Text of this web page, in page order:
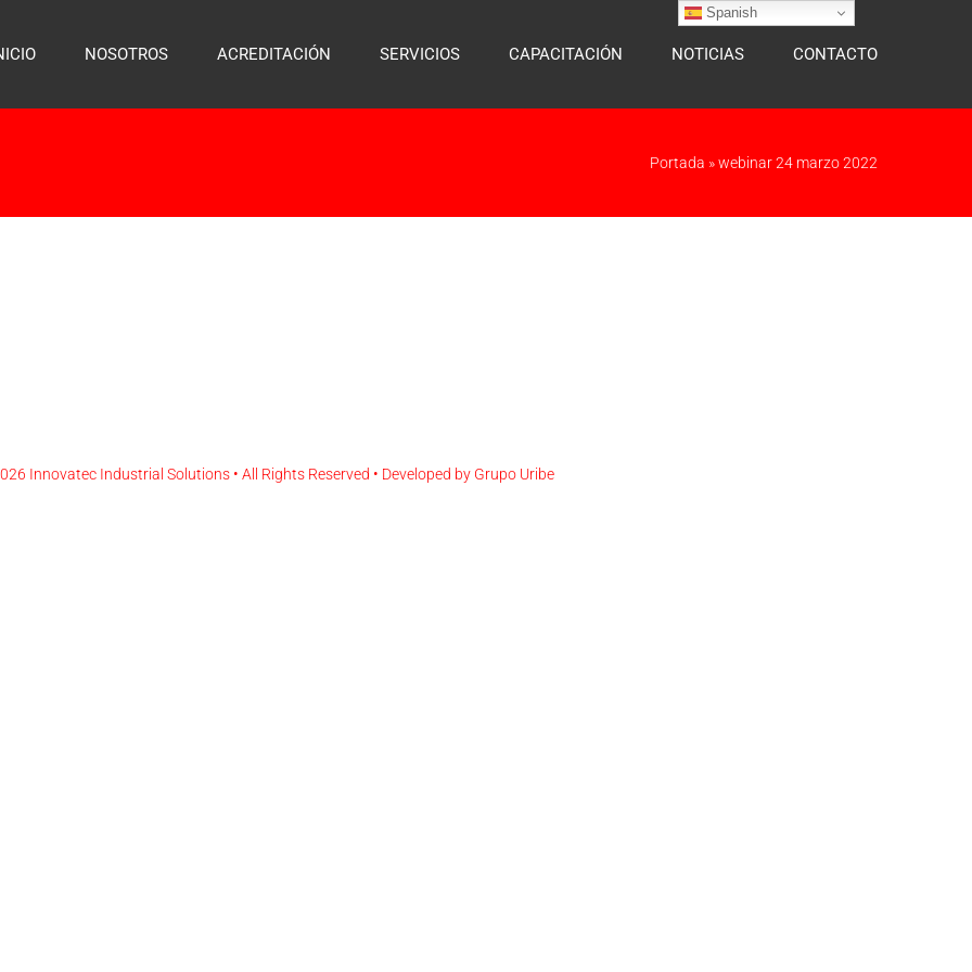
NOSOTROS ACREDITACIÓN SERVICIOS CAPACITACIÓN NOTICIAS CONTACTO
Portada »webinar 24 marzo 2022
Innovatec Industrial Solutions • All Rights Reserved • Developed by Grupo Uribe
Spanish